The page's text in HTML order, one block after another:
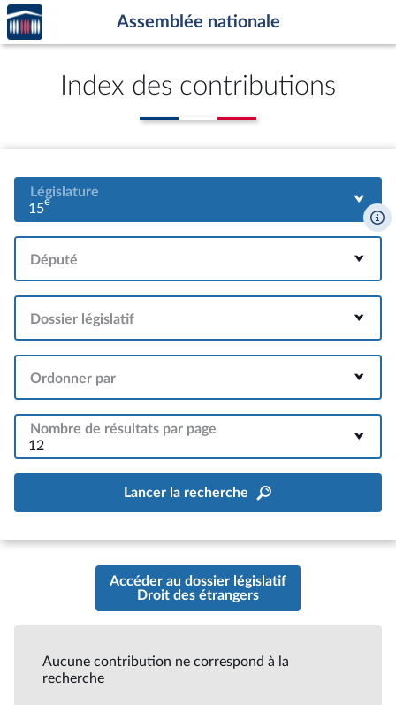
Aller au contenu
Aller en bas de la page
Accèder
à la
page
Assemblée nationale
Index des contributions
Législature
15e
Député
Dossier législatif
Ordonner par
Nombre de résultats par page
12
Lancer la recherche
Accéder au dossier législatif
Droit des étrangers
Aucune contribution ne correspond à la
recherche